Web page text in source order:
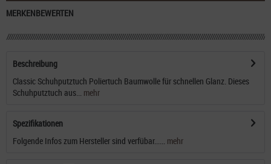
MERKENBEWERTEN
Beschreibung
Classic Schuhputztuch Poliertuch Baumwolle für schnellen Glanz. Dieses
Schuhputztuch aus...
mehr
Spezifikationen
Folgende Infos zum Hersteller sind verfübar...... mehr